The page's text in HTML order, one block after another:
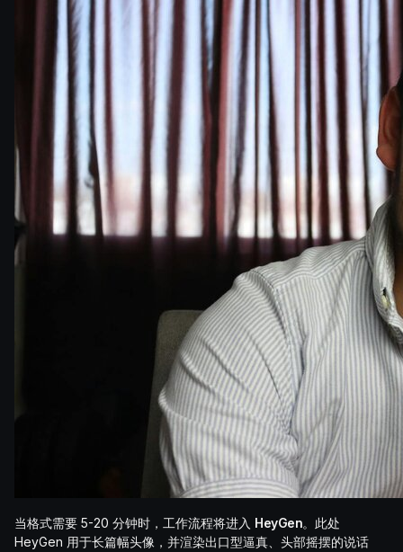
当格式需要 5-20 分钟时，工作流程将进入 HeyGen。此处
HeyGen 用于长篇幅头像，并渲染出口型逼真、头部摇摆的说话